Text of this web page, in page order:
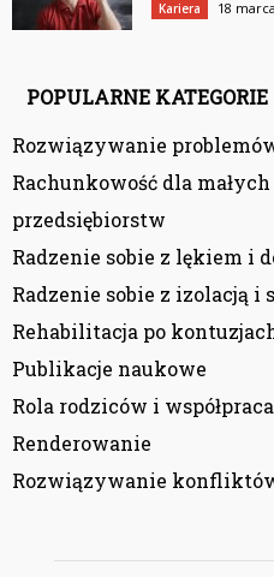
Kariera 18
POPULARNE KATEGORIE
Rozwiązywanie
Rachunkowość dla
przedsiębiorstw
Radzenie sobie z lękiem i
Radzenie sobie z izolacją i
Rehabilitacja po
Publikacje naukowe
Rola rodziców i
Renderowanie
Rozwiązywanie